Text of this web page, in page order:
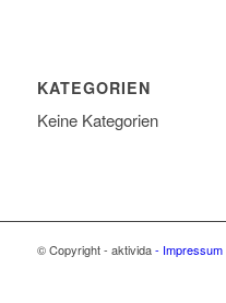
KATEGORIEN
Keine Kategorien
© Copyright - aktivida- Impressum